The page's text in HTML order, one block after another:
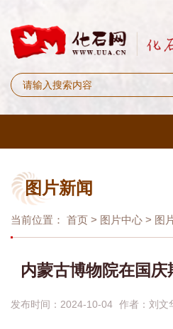
图片新闻
当前位置： 首页 > 图片中心 > 图
内蒙古博物院在国
发布时间：2024-10-04 作者： 刘文